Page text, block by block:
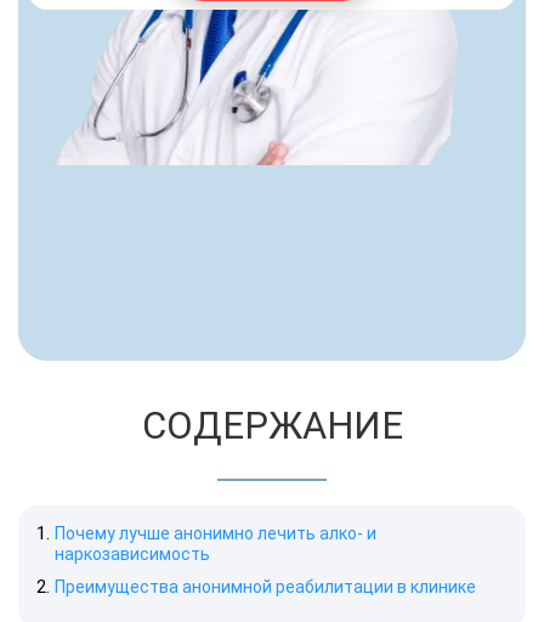
курса реабилитации и отмечает
комфортные условия лечения
СОДЕРЖАНИЕ
Почему лучше анонимно лечить алко- и
наркозависимость
Преимущества анонимной реабилитации в клинике